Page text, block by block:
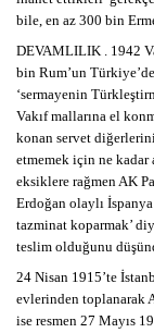
bile, en az 300 bin
DEVAMLILIK . 1942
bin Rum’un
‘sermayenin
Vakıf mallarına el
konan servet
etmemek için ne kadar
eksiklere rağmen AK
Erdoğan olaylı
tazminat koparmak’
teslim olduğunu
24 Nisan 1915’te
evlerinden toplanarak
ise resmen 27 Mayıs